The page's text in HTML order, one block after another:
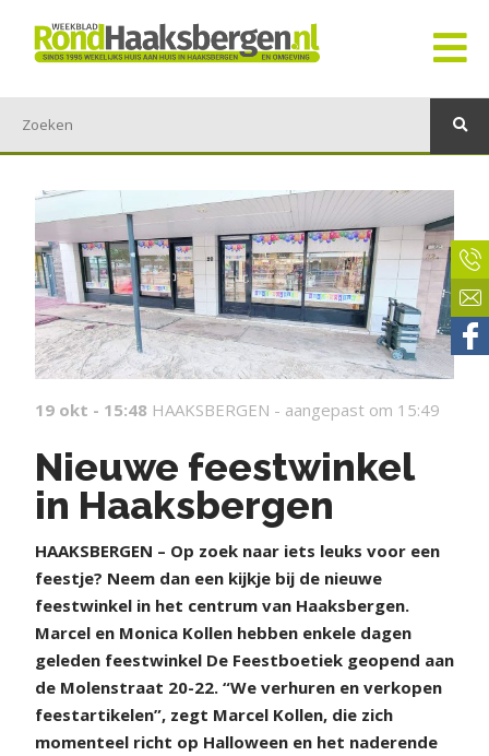
19 okt - 15:48 HAAKSBERGEN - aangepast om 15:49
Nieuwe feestwinkel
in Haaksbergen
HAAKSBERGEN – Op zoek naar iets leuks voor een
feestje? Neem dan een kijkje bij de nieuwe
feestwinkel in het centrum van Haaksbergen.
Marcel en Monica Kollen hebben enkele dagen
geleden feestwinkel De Feestboetiek geopend aan
de Molenstraat 20-22. “We verhuren en verkopen
feestartikelen”, zegt Marcel Kollen, die zich
momenteel richt op Halloween en het naderende